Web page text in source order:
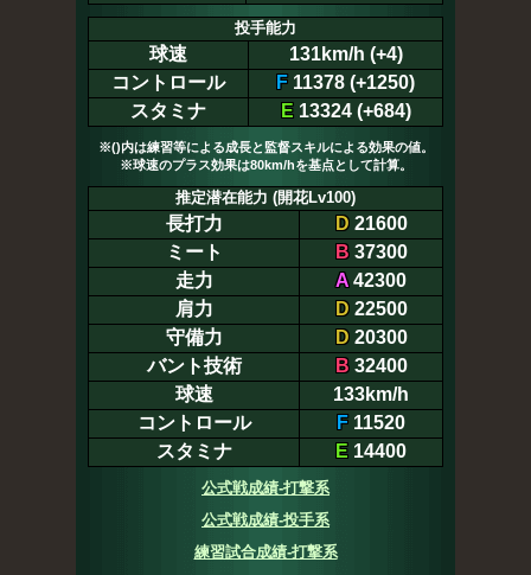
投手能力
球速
131km/h (+4)
コントロール
F 11378 (+1250)
スタミナ
E13324 (+684)
※()内は練習等による成長と監督スキルによる効果の値。
※球速のプラス効果は80km/hを基点として計算。
推定潜在能力 (開花Lv100)
長打力 D21600
ミート
B37300
走力
A42300
肩力
D22500
守備力
D20300
バント技術
B32400
球速
133km/h
コントロール
F 11520
スタミナ
E 14400
公式戦成績-打撃系
公式戦成績-投手系
練習試合成績-打撃系